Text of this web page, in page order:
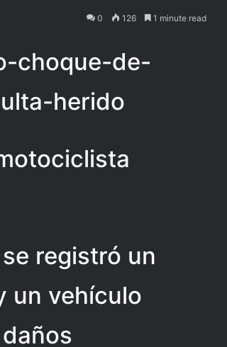
0 126 1 minute read
choque-de-
herido
registró un
un vehículo